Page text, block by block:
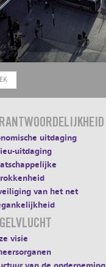
uitdaging
uitdaging
van het net
visie